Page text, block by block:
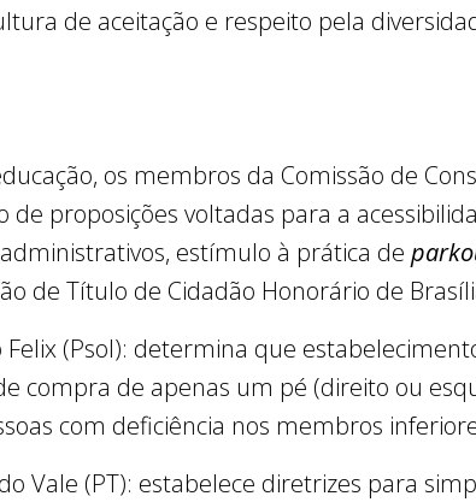
de aceitação e respeito pela
os membros da Comissão de
proposições voltadas para a
estímulo à prática de
de Título de Cidadão Honorário de
(Psol): determina que
compra de apenas um pé (direito ou
com deficiência nos membros
Vale (PT): estabelece diretrizes para